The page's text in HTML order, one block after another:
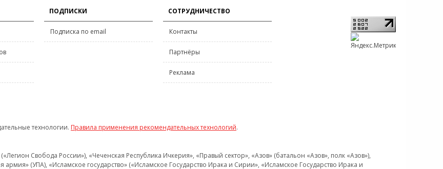
ПОДПИСКИ
Подписка по email
СОТРУДНИЧЕСТВО
Контакты
Партнёры
Реклама
технологии. Правила применения рекомендательных технологий.
Свобода России»), «Чеченская Республика Ичкерия», «Правый сектор», «Азов» (батальон «Азов», полк «Азов»),
(УПА), «Исламское государство» («Исламское Государство Ирака и Сирии», «Исламское Государство Ирака и